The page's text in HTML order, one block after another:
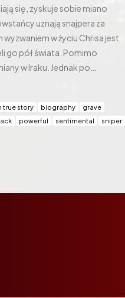
się, zyskuje sobie miano
uznają snajpera za
w życiu Chrisa jest
go pół świata. Pomimo
w Iraku. Jednak po
true story biography
grave
powerful sentimental
sniper